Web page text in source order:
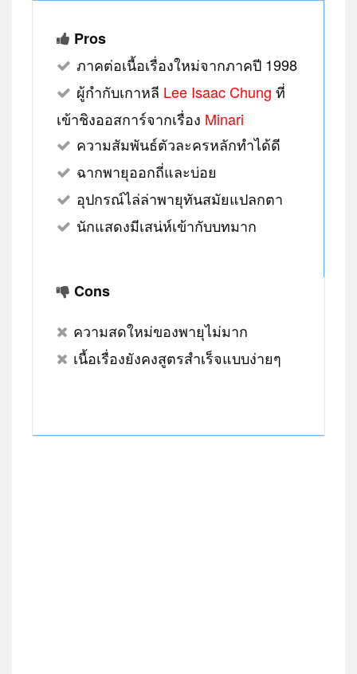
Pros
ภาคต่อเนื้อเรื่องใหม่จากภาคปี 1998
ผู้กำกับเกาหลี Lee Isaac Chung ที่
เข้าชิงออสการ์จากเรื่อง Minari
ความสัมพันธ์ตัวละครหลักทำได้ดี
ฉากพายุออกถี่และบ่อย
อุปกรณ์ไล่ล่าพายุทันสมัยแปลกตา
นักแสดงมีเสน่ห์เข้ากับบทมาก
Cons
ความสดใหม่ของพายุไม่มาก
เนื้อเรื่องยังคงสูตรสำเร็จแบบง่ายๆ